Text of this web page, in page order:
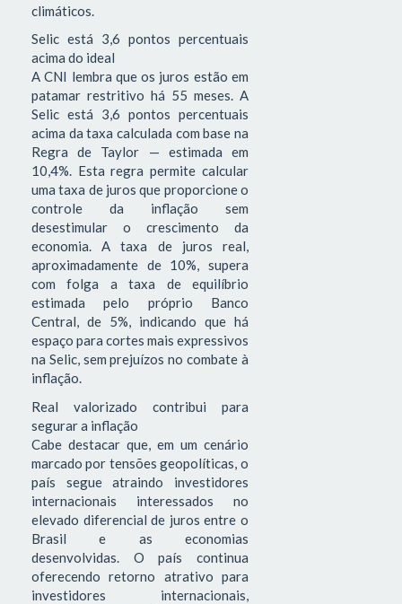
climáticos.
Selic está 3,6 pontos percentuais
acima do ideal
A CNI lembra que os juros estão em
patamar restritivo há 55 meses. A
Selic está 3,6 pontos percentuais
acima da taxa calculada com base na
Regra de Taylor — estimada em
10,4%. Esta regra permite calcular
uma taxa de juros que proporcione o
controle da inflação sem
desestimular o crescimento da
economia. A taxa de juros real,
aproximadamente de 10%, supera
com folga a taxa de equilíbrio
estimada pelo próprio Banco
Central, de 5%, indicando que há
espaço para cortes mais expressivos
na Selic, sem prejuízos no combate à
inflação.
Real valorizado contribui para
segurar a inflação
Cabe destacar que, em um cenário
marcado por tensões geopolíticas, o
país segue atraindo investidores
internacionais interessados no
elevado diferencial de juros entre o
Brasil e as economias
desenvolvidas. O país continua
oferecendo retorno atrativo para
investidores internacionais,